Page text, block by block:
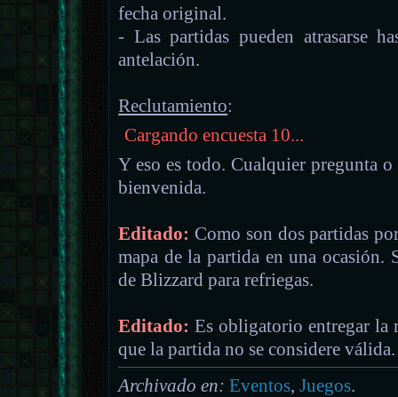
fecha original.
- Las partidas pueden atrasarse
antelación.
Reclutamiento:
Cargando encuesta 10...
Y eso es todo. Cualquier pregunta o
bienvenida.
Editado: Como son dos partidas
mapa de la partida en una ocasión.
de Blizzard para refriegas.
Editado: Es obligatorio entregar la
que la partida no se considere válida.
Archivado en: Eventos,Juegos.